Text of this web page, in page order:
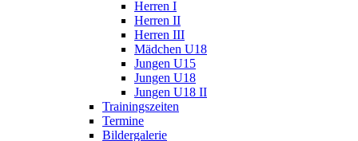
Herren I
Herren II
Herren III
Mädchen U18
Jungen U15
Jungen U18
Jungen U18 II
Trainingszeiten
Termine
Bildergalerie